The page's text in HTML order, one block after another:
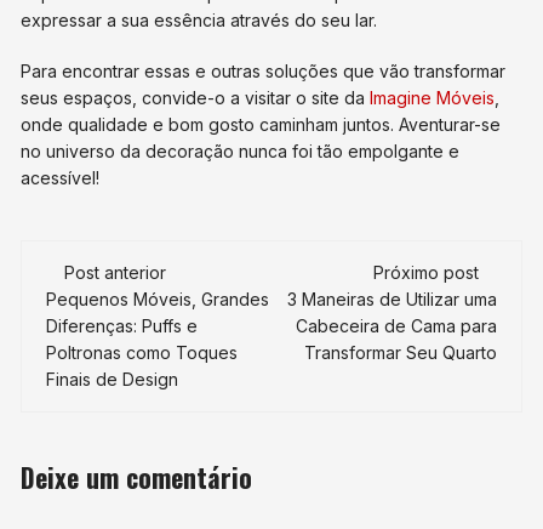
expressar a sua essência através do seu lar.
Para encontrar essas e outras soluções que vão transformar
seus espaços, convide-o a visitar o site daImagine Móveis
onde qualidade e bom gosto caminham juntos. Aventurar-se
no universo da decoração nunca foi tão empolgante e
acessível!
Navegação
de
post
Post anterior
Pequenos Móveis, Grandes
Diferenças: Puffs e
Poltronas como Toques
Finais de Design
Próximo post
3 Maneiras de Utilizar uma
Cabeceira de Cama para
Transformar Seu Quarto
Deixe um comentário